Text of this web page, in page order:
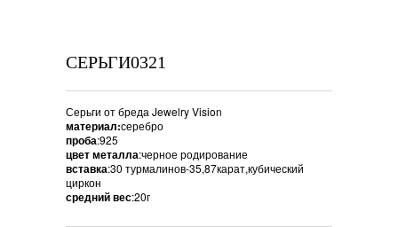
СЕРЬГИ0321
Серьги от бреда Jewelry Vision
материал:серебро
проба:925
цвет металла:черное родирование
вставка:30 турмалинов-35,87карат,кубический
циркон
средний вес:20г